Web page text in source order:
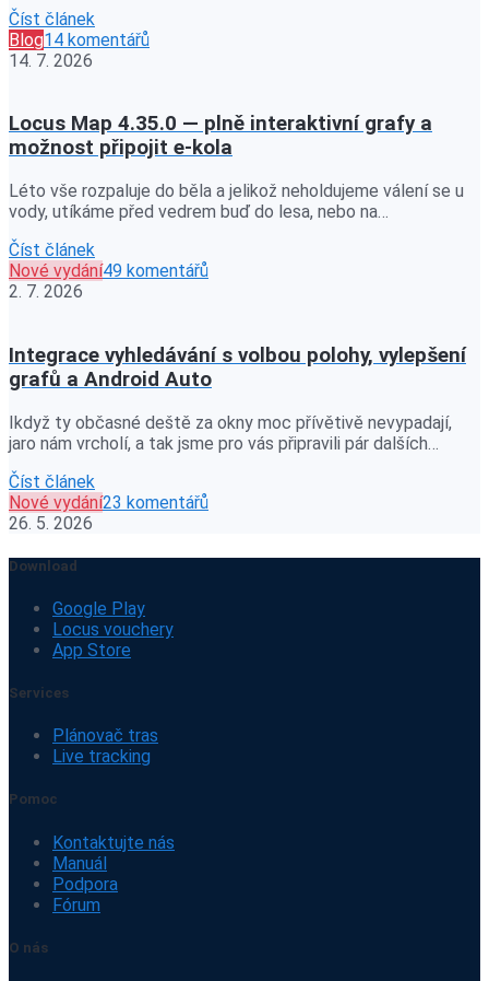
Číst článek
Blog14 komentářů
14. 7. 2026
Locus Map 4.35.0 — plně interaktivní grafy a
možnost připojit e-kola
Léto vše rozpaluje do běla a jelikož neholdujeme válení se u
vody, utíkáme před vedrem buď do lesa, nebo na…
Číst článek
Nové vydání49 komentářů
2. 7. 2026
Integrace vyhledávání s volbou polohy, vylepšení
grafů a Android Auto
Ikdyž ty občasné deště za okny moc přívětivě nevypadají,
jaro nám vrcholí, a tak jsme pro vás připravili pár dalších…
Číst článek
Nové vydání23 komentářů
26. 5. 2026
Download
Google Play
Locus vouchery
App Store
Services
Plánovač tras
Live tracking
Pomoc
Kontaktujte nás
Manuál
Podpora
Fórum
O nás